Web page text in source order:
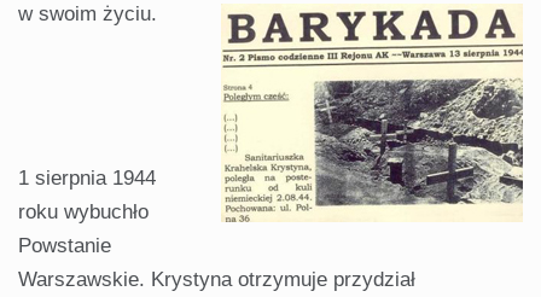
w swoim życiu.
1 sierpnia 1944
roku wybuchło
Powstanie
Warszawskie. Krystyna otrzymuje przydział